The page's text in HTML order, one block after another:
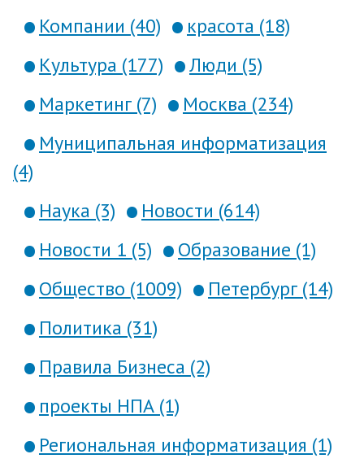
Компании (40)
красота (18)
Культура (177)
Люди (5)
Маркетинг (7)
Москва (234)
Муниципальная информатизация
(4)
Наука (3)
Новости (614)
Новости 1 (5)
Образование (1)
Общество (1009)
Петербург (14)
Политика (31)
Правила Бизнеса (2)
проекты НПА (1)
Региональная информатизация (1)